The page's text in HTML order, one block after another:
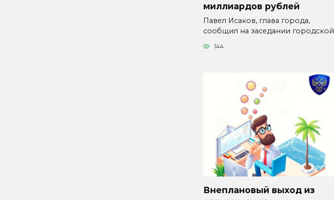
миллиардов рублей
Павел Исаков, глава города,
сообщил на заседании городской
144
Внеплановый выход из